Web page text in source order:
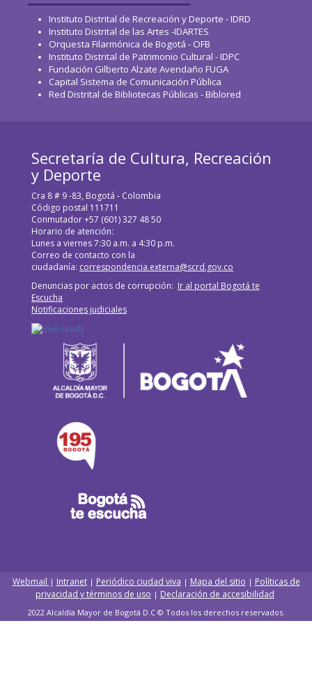
Instituto Distrital de Recreación y Deporte - IDRD
Instituto Distrital de las Artes -IDARTES
Orquesta Filarmónica de Bogotá - OFB
Instituto Distrital de Patrimonio Cultural - IDPC
Fundación Gilberto Alzate Avendaño FUGA
Capital Sistema de Comunicación Pública
Red Distrital de Bibliotecas Públicas - Biblored
Secretaría de Cultura, Recreación
y Deporte
Cra 8 # 9 -83, Bogotá - Colombia
Código postal 111711
Conmutador +57 (601) 327 48 50
Horario de atención:
Lunes a viernes 7:30 a.m. a 4:30 p.m.
Correo de contacto con la
ciudadanía: correspondencia.externa@scrd.gov.co
Denuncias por actos de corrupción: Ir al portal Bogotá te
Escucha
Notificaciones judiciales
Webmail | Intranet| Periódico ciudad viva | Mapa del sitio | Políticas de
privacidad y términos de uso | Declaración de accesibilidad
2022 Alcaldía Mayor de Bogotá D.C © Todos los derechos reservados.